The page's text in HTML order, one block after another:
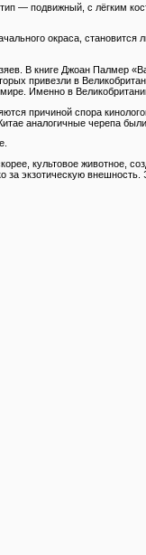
— подвижный, с лёгким
окраса,
В книге Джоан Палмер
привезли в
Именно в
причиной спора
аналогичные черепа
культовое
экзотическую